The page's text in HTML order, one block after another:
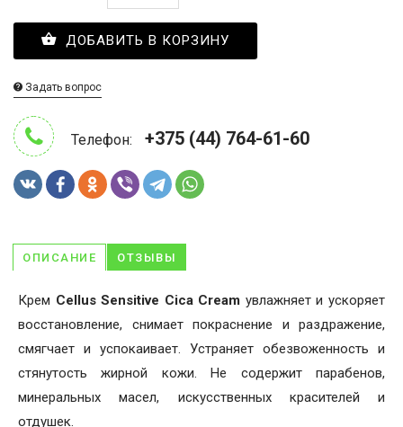
ДОБАВИТЬ В КОРЗИНУ
Задать вопрос
Телефон: +375 (44) 764-61-60
ОПИСАНИЕ ОТЗЫВЫ
Крем Cellus Sensitive Cica Cream увлажняет и ускоряет
восстановление, снимает покраснение и раздражение,
смягчает и успокаивает. Устраняет обезвоженность и
стянутость жирной кожи. Не содержит парабенов,
минеральных масел, искусственных красителей и
отдушек.